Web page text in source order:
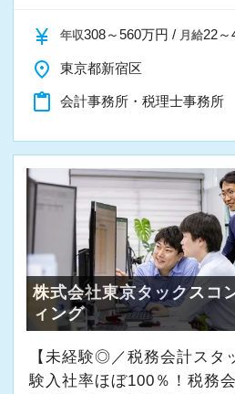
currency_yen 年収308～560万円 / 月給22～
place 東京都新宿区
content_paste 会計事務所・税理士事務所
株式会社東京タックスコ
ィング
【未経験◎／税務会計スタ
験入社率ほぼ100％！税務